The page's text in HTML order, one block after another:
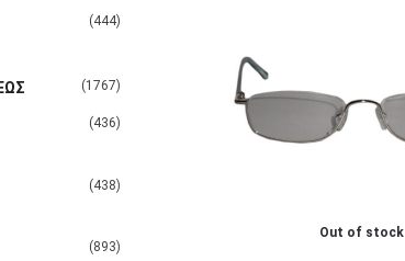
Out of stock
(444)
(1767)
(436)
(438)
(893)